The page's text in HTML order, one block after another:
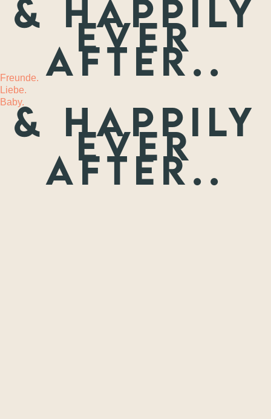
MEHR
& happily
ever
after..
Freunde.
Liebe.
Baby.& happily
ever
after..